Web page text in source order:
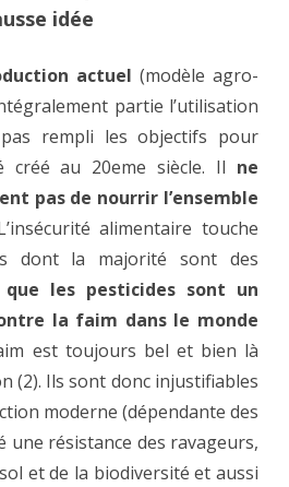
idée
actuel (modèle agro-
partie l’utilisation
pas rempli les objectifs pour
créé au 20eme siècle. Il ne
pas de nourrir l’ensemble
alimentaire touche
dont la majorité sont des
que les pesticides sont un
la faim dans le monde
est toujours bel et bien là
(2). Ils sont donc injustifiables
moderne (dépendante des
une résistance des ravageurs,
et de la biodiversité et aussi